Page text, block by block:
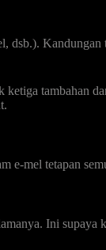
tambahan
e-mel tetapan
Ini